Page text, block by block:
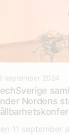
september 2024
Nordens
11 september